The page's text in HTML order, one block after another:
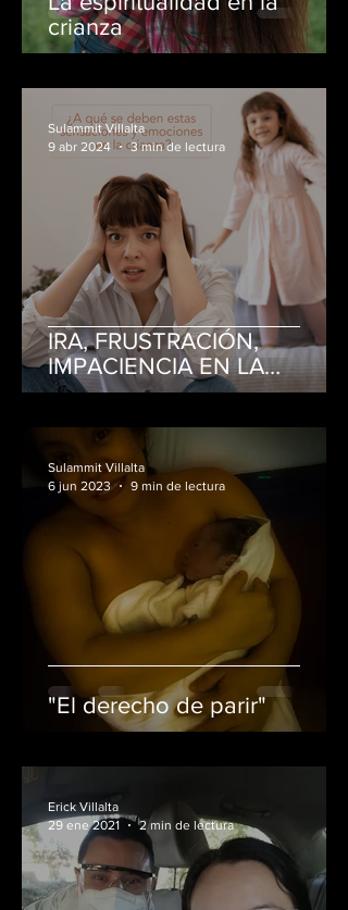
crianza
IRA, FRUSTRACIÓN,
IMPACIENCIA EN LA
CRIANZA
Sulammit Villalta
9 abr 2024
3 min de lectura
"El derecho de parir"
Sulammit Villalta
6 jun 2023
9 min de lectura
Erick Villalta
29 ene 2021
2 min de lectura